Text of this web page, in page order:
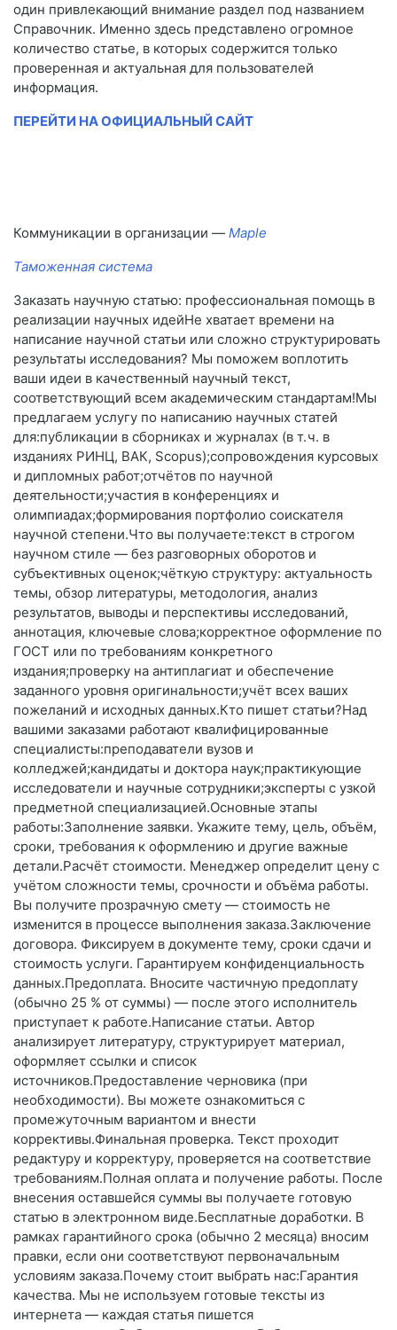
один привлекающий внимание раздел под названием
Справочник. Именно здесь представлено огромное
количество статье, в которых содержится только
проверенная и актуальная для пользователей
информация.
ПЕРЕЙТИ НА ОФИЦИАЛЬНЫЙ САЙТ
Коммуникации в организации — Maple
Таможенная система
Заказать научную статью: профессиональная помощь в
реализации научных идейНе хватает времени на
написание научной статьи или сложно структурировать
результаты исследования? Мы поможем воплотить
ваши идеи в качественный научный текст,
соответствующий всем академическим стандартам!Мы
предлагаем услугу по написанию научных статей
для:публикации в сборниках и журналах (в т. ч. в
изданиях РИНЦ, ВАК, Scopus);сопровождения курсовых
и дипломных работ;отчётов по научной
деятельности;участия в конференциях и
олимпиадах;формирования портфолио соискателя
научной степени.Что вы получаете:текст в строгом
научном стиле — без разговорных оборотов и
субъективных оценок;чёткую структуру: актуальность
темы, обзор литературы, методология, анализ
результатов, выводы и перспективы исследований,
аннотация, ключевые слова;корректное оформление по
ГОСТ или по требованиям конкретного
издания;проверку на антиплагиат и обеспечение
заданного уровня оригинальности;учёт всех ваших
пожеланий и исходных данных.Кто пишет статьи?Над
вашими заказами работают квалифицированные
специалисты:преподаватели вузов и
колледжей;кандидаты и доктора наук;практикующие
исследователи и научные сотрудники;эксперты с узкой
предметной специализацией.Основные этапы
работы:Заполнение заявки. Укажите тему, цель, объём,
сроки, требования к оформлению и другие важные
детали.Расчёт стоимости. Менеджер определит цену с
учётом сложности темы, срочности и объёма работы.
Вы получите прозрачную смету — стоимость не
изменится в процессе выполнения заказа.Заключение
договора. Фиксируем в документе тему, сроки сдачи и
стоимость услуги. Гарантируем конфиденциальность
данных.Предоплата. Вносите частичную предоплату
(обычно 25 % от суммы) — после этого исполнитель
приступает к работе.Написание статьи. Автор
анализирует литературу, структурирует материал,
оформляет ссылки и список
источников.Предоставление черновика (при
необходимости). Вы можете ознакомиться с
промежуточным вариантом и внести
коррективы.Финальная проверка. Текст проходит
редактуру и корректуру, проверяется на соответствие
требованиям.Полная оплата и получение работы. После
внесения оставшейся суммы вы получаете готовую
статью в электронном виде.Бесплатные доработки. В
рамках гарантийного срока (обычно 2 месяца) вносим
правки, если они соответствуют первоначальным
условиям заказа.Почему стоит выбрать нас:Гарантия
качества. Мы не используем готовые тексты из
интернета — каждая статья пишется